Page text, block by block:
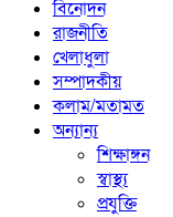
বিনোদন
রাজনীতি
খেলাধুলা
সম্পাদকীয়
কলাম/মতামত
অন্যান্য
শিক্ষাঙ্গন
স্বাস্থ্য
প্রযুক্তি